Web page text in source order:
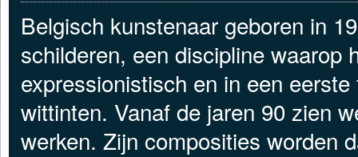
Belgisch kunstenaar geboren in
schilderen, een discipline
expressionistisch en in een
wittinten. Vanaf de jaren 90 zien
werken. Zijn composities worden